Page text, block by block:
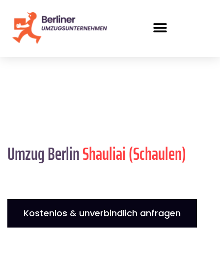
Umzug BerlinShauliai (Schaulen)
Kostenlos & unverbindlich anfragen